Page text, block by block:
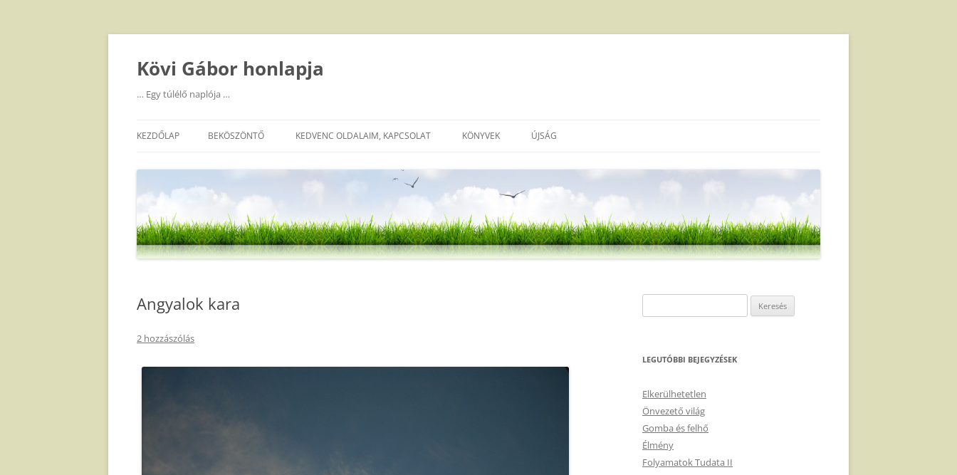
Kilépés
tartalomba
Kövi Gábor honlapja
… Egy túlélő naplója …
KEZDŐLAP BEKÖSZÖNTŐ KEDVENC OLDALAIM, KAPCSOLAT KÖNYVEK ÚJSÁG
Angyalok kara
2 hozzászólás
LEGUTÓBBI BEJEGYZÉSEK
Elkerülhetetlen
Önvezető világ
Gomba és felhő
Élmény
Folyamatok Tudata II